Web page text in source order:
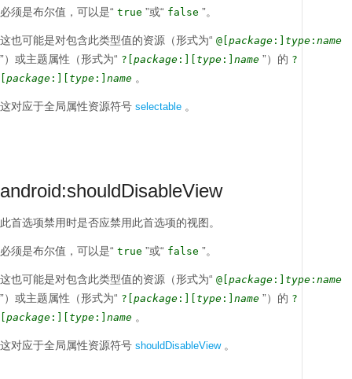
必须是布尔值，可以是“ true ”或“ false ”。
这也可能是对包含此类型值的资源（形式为“ @[ package :] type : name
”）或主题属性（形式为“ ?[ package :][ type :] name ”）的 ?
package :][ type :] name 。
这对应于全局属性资源符号 selectable 。
android:shouldDisableView
此首选项禁用时是否应禁用此首选项的视图。
必须是布尔值，可以是“ true ”或“ false ”。
这也可能是对包含此类型值的资源（形式为“ @[ package :] type : name
”）或主题属性（形式为“ ?[ package :][ type :] name ”）的 ?
package :][ type :] name 。
这对应于全局属性资源符号 shouldDisableView。